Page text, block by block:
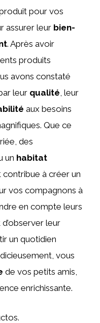
pour vos
assurer leur bien-
. Après avoir
produits
avons constaté
leur qualité, leur
aux besoins
Que ce
des
un habitat
à créer un
vos compagnons à
en compte leurs
leur
un quotidien
vous
de vos petits amis,
enrichissante.